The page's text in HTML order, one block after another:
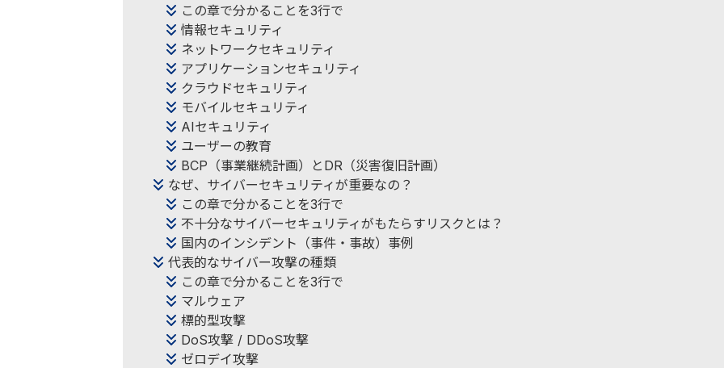
この章で分かることを3行で
情報セキュリティ
ネットワークセキュリティ
アプリケーションセキュリティ
クラウドセキュリティ
モバイルセキュリティ
AIセキュリティ
ユーザーの教育
BCP（事業継続計画）とDR（災害復旧計画）
なぜ、サイバーセキュリティが重要なの？
この章で分かることを3行で
不十分なサイバーセキュリティがもたらすリスクとは？
国内のインシデント（事件・事故）事例
代表的なサイバー攻撃の種類
この章で分かることを3行で
マルウェア
標的型攻撃
DoS攻撃 / DDoS攻撃
ゼロデイ攻撃